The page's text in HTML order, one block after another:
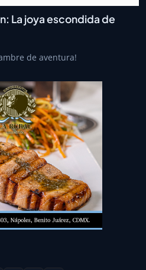
La joya escondida de
de aventura!